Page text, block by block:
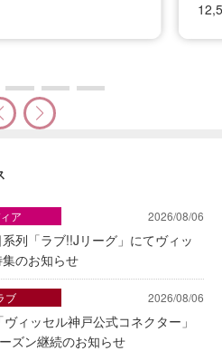
2026/08/06
列「ラブ!!Jリーグ」にてヴィッ
のお知らせ
ア
2026/08/06
ィッセル神戸公式コネクター」
ズン継続のお知らせ
ブ